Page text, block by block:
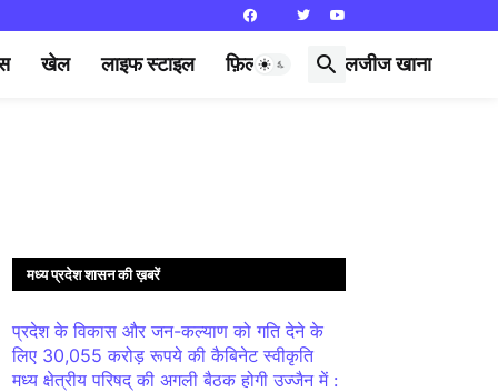
खेल लाइफ स्टाइल फ़िल्मी दुनिया लजीज खाना
मध्य प्रदेश शासन की ख़बरें
प्रदेश के विकास और जन-कल्याण को गति देने के
लिए 30,055 करोड़ रूपये की कैबिनेट स्वीकृति
मध्य क्षेत्रीय परिषद् की अगली बैठक होगी उज्जैन में :